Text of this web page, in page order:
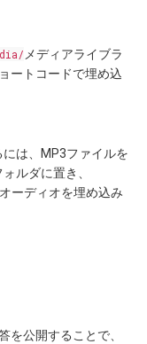
メディアライブラ
ートコードで埋め込
は、MP3ファイルを
ルダに置き、
ーディオを埋め込み
を公開することで、